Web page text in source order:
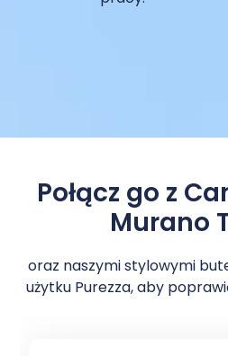
Połącz go z
Murano
oraz naszymi stylowymi
użytku Purezza, aby